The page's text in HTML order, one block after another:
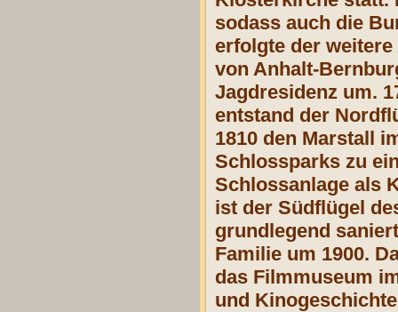
sodass auch die
erfolgte der
von Anhalt-
Jagdresidenz um.
entstand der
1810 den Marstall
Schlossparks zu
Schlossanlage als
ist der Südflügel
grundlegend
Familie um 1900.
das Filmmuseum
und